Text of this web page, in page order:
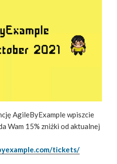
AgileByExample wpiszcie
Wam 15% zniżki od aktualnej
tickets/